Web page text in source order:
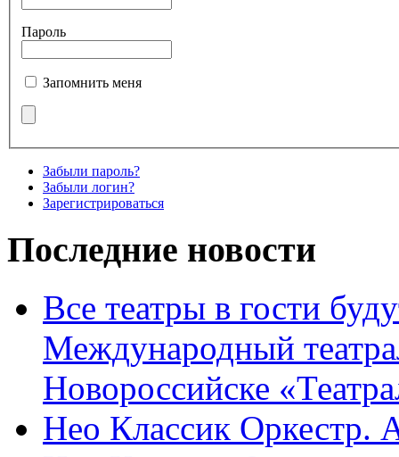
Пароль
Запомнить меня
Забыли пароль?
Забыли логин?
Зарегистрироваться
Последние новости
Все театры в гости
Международный
Новороссийске
Нео Классик Оркестр.